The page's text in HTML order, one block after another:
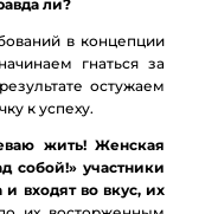
ли?
в концепции
гнаться за
остужаем
к успеху.
жить! Женская
собой!» участники
входят во вкус, их